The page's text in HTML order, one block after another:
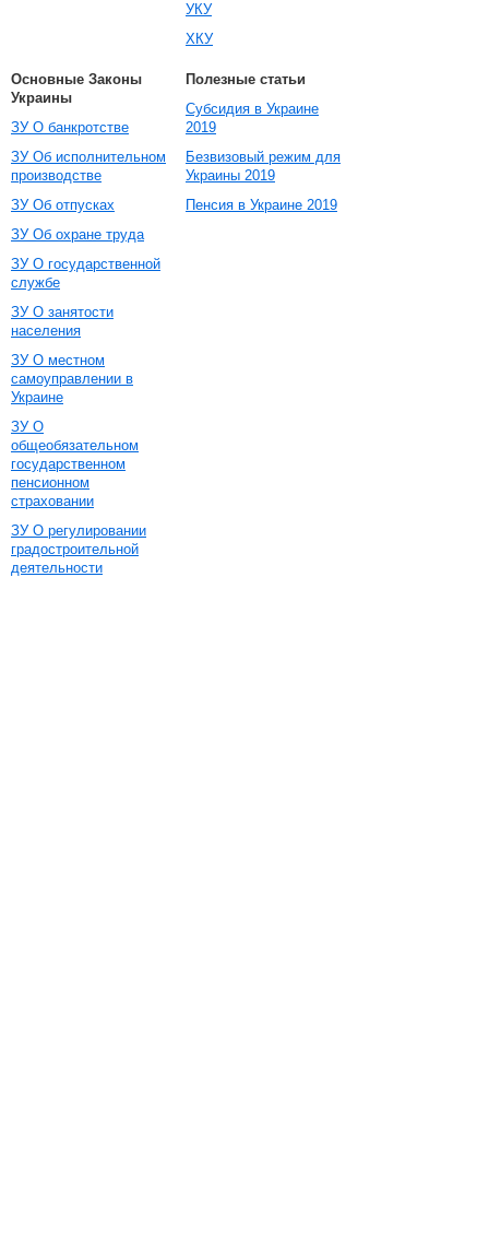
УКУ
ХКУ
Основные Законы
Украины
ЗУ О банкротстве
ЗУ Об исполнительном
производстве
ЗУ Об отпусках
ЗУ Об охране труда
ЗУ О государственной
службе
ЗУ О занятости
населения
ЗУ О местном
самоуправлении в
Украине
ЗУ О
общеобязательном
государственном
пенсионном
страховании
ЗУ О регулировании
градостроительной
деятельности
Полезные статьи
Субсидия в Украине
2019
Безвизовый режим для
Украины 2019
Пенсия в Украине 2019